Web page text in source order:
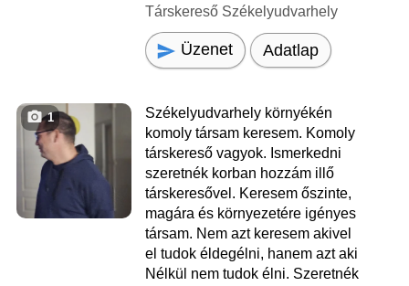
Társkereső Székelyudvarhely
Üzenet Adatlap
1
Székelyudvarhely környékén
komoly társam keresem. Komoly
társkereső vagyok. Ismerkedni
szeretnék korban hozzám illő
társkeresővel. Keresem őszinte,
magára és környezetére igényes
társam. Nem azt keresem akivel
el tudok éldegélni, hanem azt aki
Nélkül nem tudok élni. Szeretnék